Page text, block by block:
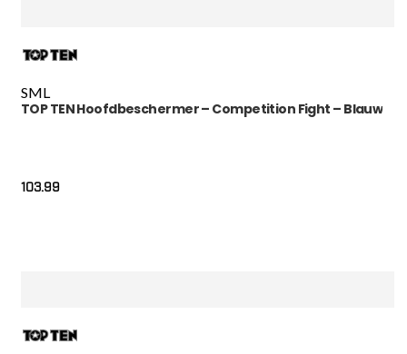
SML
TOP TEN Hoofdbeschermer – Competition Fight – Blauw
103.99